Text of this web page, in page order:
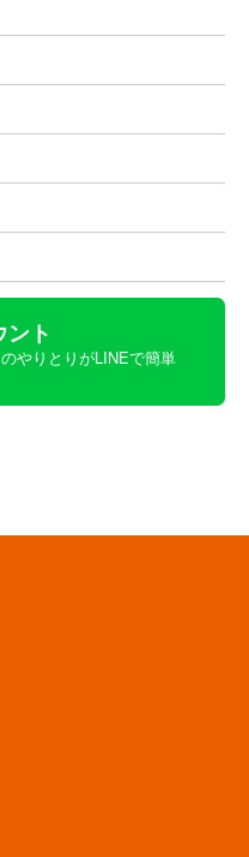
ト
やりとりがLINEで簡単